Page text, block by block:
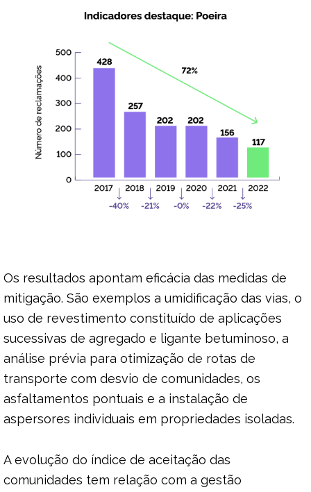
Os resultados apontam eficácia das medidas de
mitigação. São exemplos a umidificação das vias, o
uso de revestimento constituído de aplicações
sucessivas de agregado e ligante betuminoso, a
análise prévia para otimização de rotas de
transporte com desvio de comunidades, os
asfaltamentos pontuais e a instalação de
aspersores individuais em propriedades isoladas.
A evolução do índice de aceitação das
comunidades tem relação com a gestão